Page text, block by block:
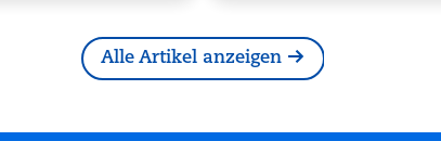
Alle Artikel anzeigen